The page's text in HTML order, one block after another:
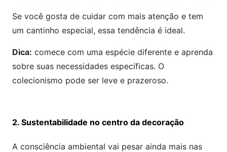
Se você gosta de cuidar com mais atenção e tem
um cantinho especial, essa tendência é ideal.
Dica: comece com uma espécie diferente e aprenda
sobre suas necessidades específicas. O
colecionismo pode ser leve e prazeroso.
2. Sustentabilidade no centro da decoração
A consciência ambiental vai pesar ainda mais nas